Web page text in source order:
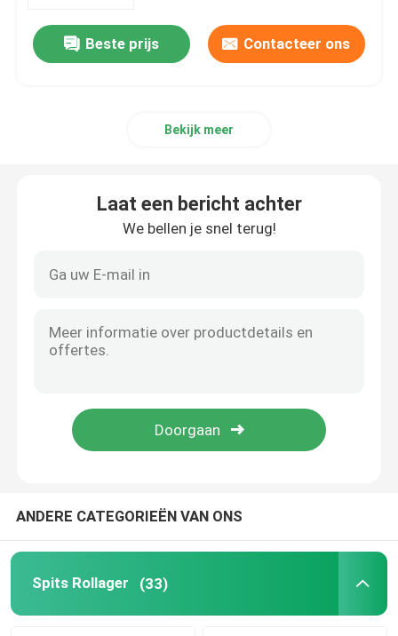
Huis
Producten
Beste prijs Contacteer ons
Bekijk meer
Laat een bericht achter
We bellen je snel terug!
ANDERE CATEGORIEËN VAN ONS
Spits Rollager (33)